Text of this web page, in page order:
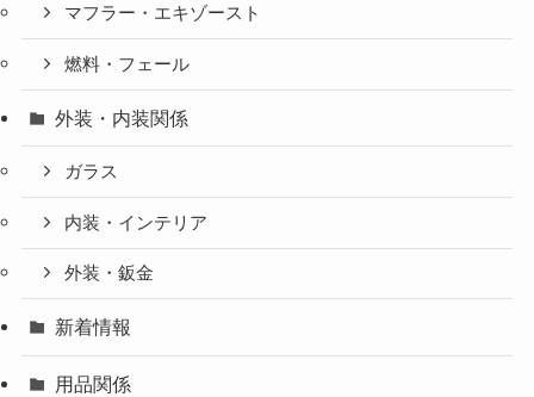
マフラー・エキゾースト
燃料・フェール
外装・内装関係
ガラス
内装・インテリア
外装・鈑金
新着情報
用品関係